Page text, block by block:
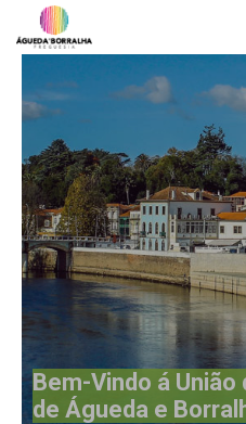
Bem-Vindo á
de Águeda e